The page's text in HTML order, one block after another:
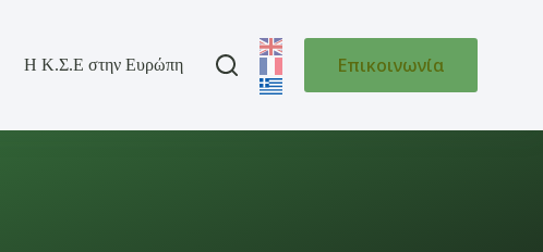
Η Κ.Σ.Ε στην Ευρώπη Επικοινωνία